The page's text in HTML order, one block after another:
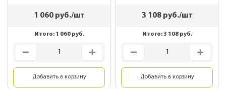
1 060руб./шт
Итого: 1 060руб.
Добавить в корзину
3 108руб./шт
Итого:3 108руб.
Добавить в корзину